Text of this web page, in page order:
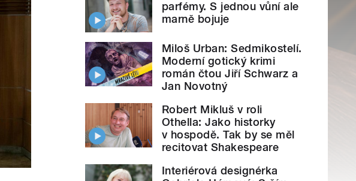
parfémy. S jednou vůní ale
marně bojuje
Miloš Urban: Sedmikostelí.
Moderní gotický krimi
román čtou Jiří Schwarz a
Jan Novotný
Robert Mikluš v roli
Othella: Jako historky
v hospodě. Tak by se měl
recitovat Shakespeare
Interiérová designérka